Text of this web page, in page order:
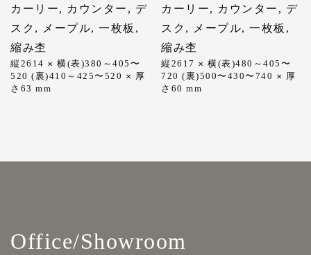
カーリー, カウンター , デ
スク , メープル, 一枚板 ,
縮み杢
縦2614 ✕
横(表)380～405〜
520 (裏)410～425〜520
✕
厚
さ63 mm
カーリー, カウンター , デ
スク , メープル,一枚板 ,
縮み杢
縦2617 ✕
横(表)480～405〜
720 (裏)500〜430〜740
✕
厚
さ60mm
Office/Showroom